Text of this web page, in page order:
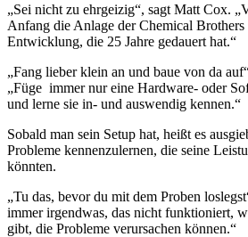
„Sei nicht zu ehrgeizig“, sagt Matt Cox.
Anfang die Anlage der Chemical Brothers
Entwicklung, die 25 Jahre gedauert hat.“
„Fang lieber klein an und baue von da
„Füge immer nur eine Hardware- oder
und lerne sie in- und auswendig kennen.“
Sobald man sein Setup hat, heißt es
Probleme kennenzulernen, die seine
könnten.
„Tu das, bevor du mit dem Proben
immer irgendwas, das nicht funktioniert,
gibt, die Probleme verursachen können.“